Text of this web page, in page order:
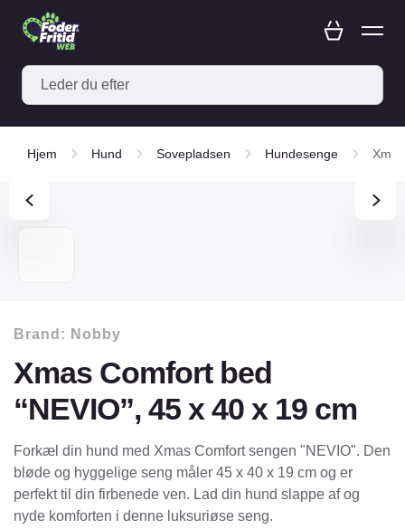
Hjem Hund Sovepladsen Hundesenge
Brand: Nobby
Xmas Comfort bed
“NEVIO”, 45 x 40 x 19 cm
Forkæl din hund med Xmas Comfort sengen "NEVIO". Den
bløde og hyggelige seng måler 45 x 40 x 19 cm og er
perfekt til din firbenede ven. Lad din hund slappe af og
nyde komforten i denne luksuriøse seng.